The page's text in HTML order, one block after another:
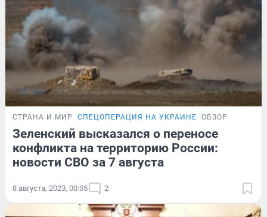
СТРАНА И МИР СПЕЦОПЕРАЦИЯ НА УКРАИНЕ ОБЗОР
Зеленский высказался о переносе
конфликта на территорию России:
новости СВО за 7 августа
8 августа, 2023, 00:05 2